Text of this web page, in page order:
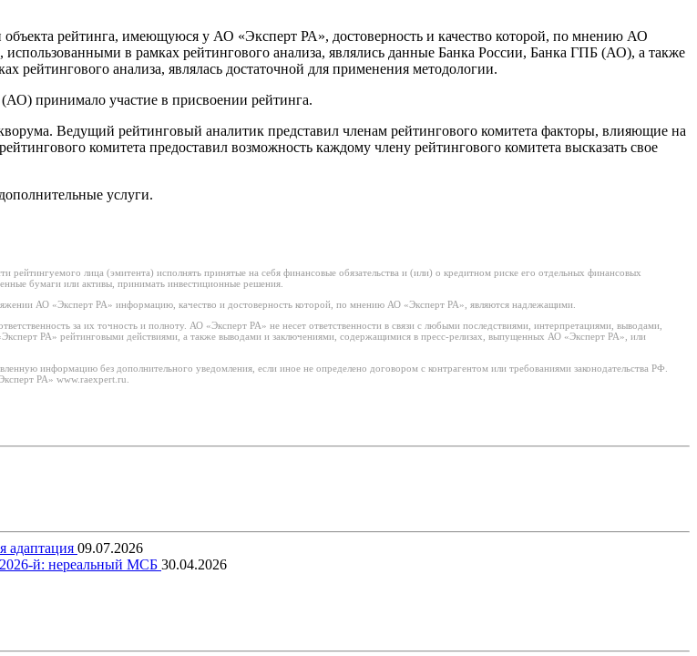
рейтинга, имеющуюся у АО «Эксперт РА», достоверность и качество которой, по мнению АО
в рамках рейтингового анализа, являлись данные Банка России, Банка ГПБ (АО), а также
анализа, являлась достаточной для применения методологии.
принимало участие в присвоении рейтинга.
Ведущий рейтинговый аналитик представил членам рейтингового комитета факторы, влияющие на
комитета предоставил возможность каждому члену рейтингового комитета высказать свое
услуги.
лица (эмитента) исполнять принятые на себя финансовые обязательства и (или) о кредитном риске его отдельных финансовых
бумаги или активы, принимать инвестиционные решения.
АО «Эксперт РА» информацию, качество и достоверность которой, по мнению АО «Эксперт РА», являются надлежащими.
за их точность и полноту. АО «Эксперт РА» не несет ответственности в связи с любыми последствиями, интерпретациями, выводами,
РА» рейтинговыми действиями, а также выводами и заключениями, содержащимися в пресс-релизах, выпущенных АО «Эксперт РА», или
информацию без дополнительного уведомления, если иное не определено договором с контрагентом или требованиями законодательства РФ.
РА» www.raexpert.ru.
адаптация 09.07.2026
2026-й: нереальный МСБ 30.04.2026